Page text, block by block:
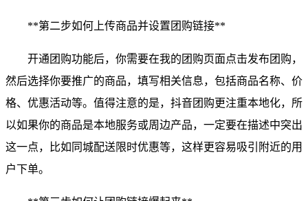
**第二步如何上传商品并设置团购链接**
开通团购功能后，你需要在我的团购页面点击发布团购，
然后选择你要推广的商品，填写相关信息，包括商品名称、价
格、优惠活动等。值得注意的是，抖音团购更注重本地化，所
以如果你的商品是本地服务或周边产品，一定要在描述中突出
这一点，比如同城配送限时优惠等，这样更容易吸引附近的用
户下单。